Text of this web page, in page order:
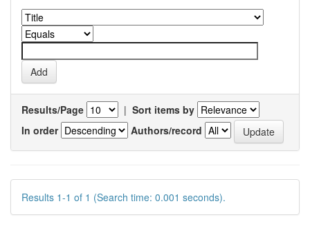
Results/Page | Sort items by
In order
Authors/record
Results 1-1 of 1 (Search time: 0.001 seconds).